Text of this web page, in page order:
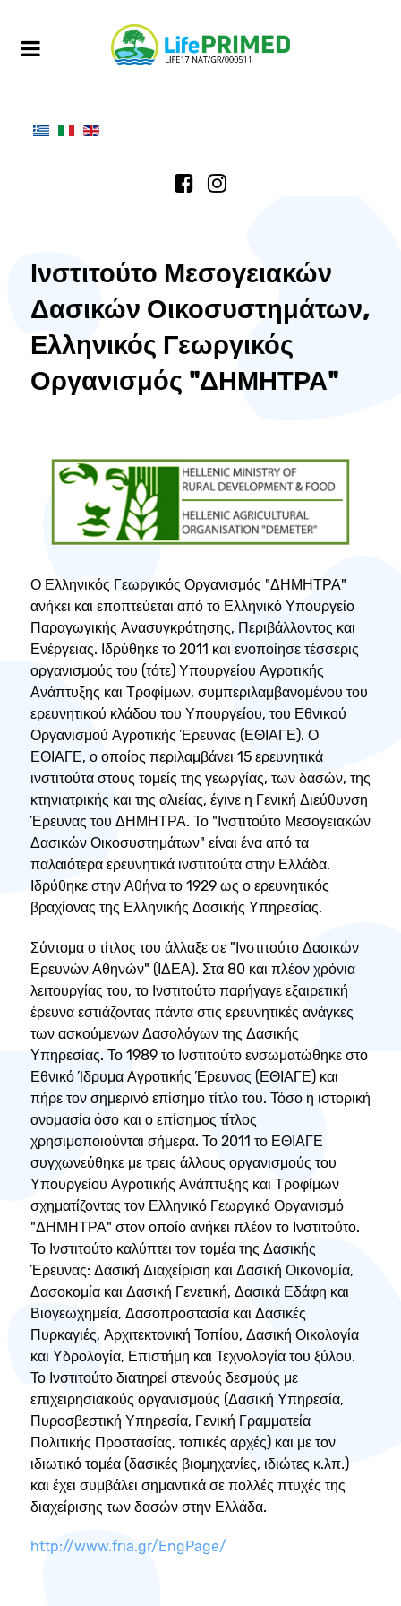
Ινστιτούτο Μεσογειακών
Δασικών Οικοσυστημάτων,
Ελληνικός Γεωργικός
Οργανισμός "ΔΗΜΗΤΡΑ"
Ο Ελληνικός Γεωργικός Οργανισμός "ΔΗΜΗΤΡΑ"
ανήκει και εποπτεύεται από το Ελληνικό Υπουργείο
Παραγωγικής Ανασυγκρότησης, Περιβάλλοντος και
Ενέργειας. Ιδρύθηκε το 2011 και ενοποίησε τέσσερις
οργανισμούς του (τότε) Υπουργείου Αγροτικής
Ανάπτυξης και Τροφίμων, συμπεριλαμβανομένου του
ερευνητικού κλάδου του Υπουργείου, του Εθνικού
Οργανισμού Αγροτικής Έρευνας (ΕΘΙΑΓΕ). Ο
ΕΘΙΑΓΕ, ο οποίος περιλαμβάνει 15 ερευνητικά
ινστιτούτα στους τομείς της γεωργίας, των δασών, της
κτηνιατρικής και της αλιείας, έγινε η Γενική Διεύθυνση
Έρευνας του ΔΗΜΗΤΡΑ. Το "Ινστιτούτο Μεσογειακών
Δασικών Οικοσυστημάτων" είναι ένα από τα
παλαιότερα ερευνητικά ινστιτούτα στην Ελλάδα.
Ιδρύθηκε στην Αθήνα το 1929 ως ο ερευνητικός
βραχίονας της Ελληνικής Δασικής Υπηρεσίας.
Σύντομα ο τίτλος του άλλαξε σε "Ινστιτούτο Δασικών
Ερευνών Αθηνών" (ΙΔΕΑ). Στα 80 και πλέον χρόνια
λειτουργίας του, το Ινστιτούτο παρήγαγε εξαιρετική
έρευνα εστιάζοντας πάντα στις ερευνητικές ανάγκες
των ασκούμενων Δασολόγων της Δασικής
Υπηρεσίας. Το 1989 το Ινστιτούτο ενσωματώθηκε στο
Εθνικό Ίδρυμα Αγροτικής Έρευνας (ΕΘΙΑΓΕ) και
πήρε τον σημερινό επίσημο τίτλο του. Τόσο η ιστορική
ονομασία όσο και ο επίσημος τίτλος
χρησιμοποιούνται σήμερα. Το 2011 το ΕΘΙΑΓΕ
συγχωνεύθηκε με τρεις άλλους οργανισμούς του
Υπουργείου Αγροτικής Ανάπτυξης και Τροφίμων
σχηματίζοντας τον Ελληνικό Γεωργικό Οργανισμό
"ΔΗΜΗΤΡΑ" στον οποίο ανήκει πλέον το Ινστιτούτο.
Το Ινστιτούτο καλύπτει τον τομέα της Δασικής
Έρευνας: Δασική Διαχείριση και Δασική Οικονομία,
Δασοκομία και Δασική Γενετική, Δασικά Εδάφη και
Βιογεωχημεία, Δασοπροστασία και Δασικές
Πυρκαγιές, Αρχιτεκτονική Τοπίου, Δασική Οικολογία
και Υδρολογία, Επιστήμη και Τεχνολογία του ξύλου.
Το Ινστιτούτο διατηρεί στενούς δεσμούς με
επιχειρησιακούς οργανισμούς (Δασική Υπηρεσία,
Πυροσβεστική Υπηρεσία, Γενική Γραμματεία
Πολιτικής Προστασίας, τοπικές αρχές) και με τον
ιδιωτικό τομέα (δασικές βιομηχανίες, ιδιώτες κ.λπ.)
και έχει συμβάλει σημαντικά σε πολλές πτυχές της
διαχείρισης των δασών στην Ελλάδα.
http://www.fria.gr/EngPage/